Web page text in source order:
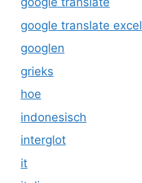
google translate excel
googlen
grieks
hoe
indonesisch
interglot
it